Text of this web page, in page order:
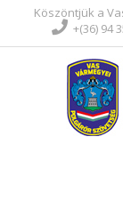
Köszöntjük a
+(36) 94